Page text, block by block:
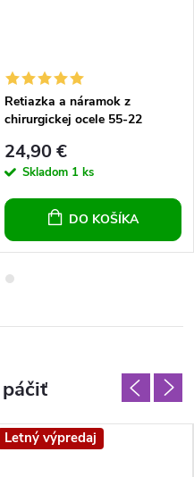
Retiazka a náramok z
chirurgickej ocele 55-22
24,90 €
Skladom 1 ks
DO KOŠÍKA
Letný výpredaj